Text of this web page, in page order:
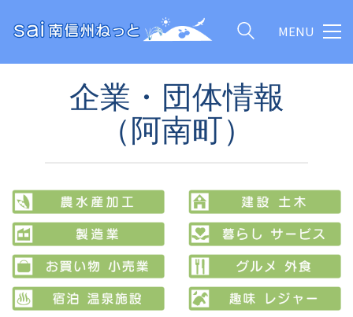
MENU
企業・団体情報
（阿南町）